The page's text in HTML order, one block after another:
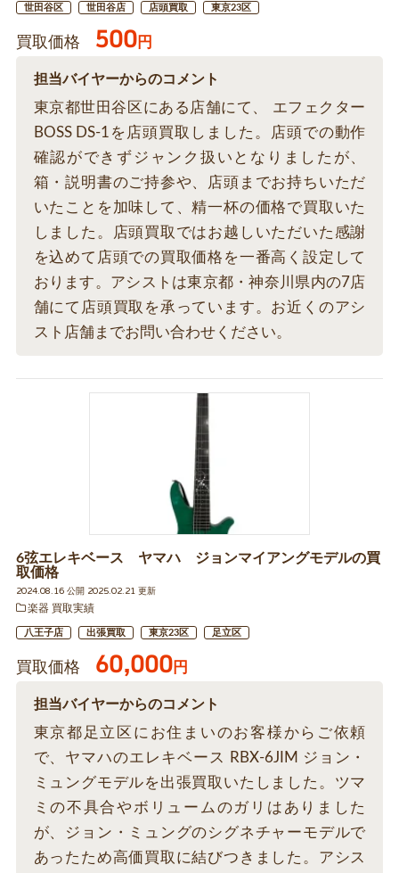
世田谷区 世田谷店 店頭買取 東京23区
買取価格 500円
担当バイヤーからのコメント
東京都世田谷区にある店舗にて、 エフェクター
BOSS DS-1を店頭買取しました。店頭での動作
確認ができずジャンク扱いとなりましたが、
箱・説明書のご持参や、店頭までお持ちいただ
いたことを加味して、精一杯の価格で買取いた
しました。店頭買取ではお越しいただいた感謝
を込めて店頭での買取価格を一番高く設定して
おります。アシストは東京都・神奈川県内の7店
舗にて店頭買取を承っています。お近くのアシ
スト店舗までお問い合わせください。
6弦エレキベース ヤマハ ジョンマイアングモデルの買
取価格
2024.08.16 公開 2025.02.21 更新
楽器 買取実績
八王子店 出張買取 東京23区 足立区
買取価格 60,000円
担当バイヤーからのコメント
東京都足立区にお住まいのお客様からご依頼
で、ヤマハのエレキベース RBX-6JIM ジョン・
ミュングモデルを出張買取いたしました。ツマ
ミの不具合やボリュームのガリはありました
が、ジョン・ミュングのシグネチャーモデルで
あったため高価買取に結びつきました。アシス